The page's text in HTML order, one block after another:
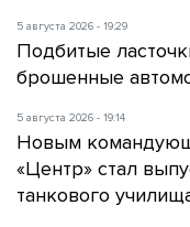
5 августа 2026 - 19:29
Подбитые
брошенные
5 августа 2026 - 19:14
Новым
«Центр» стал
танкового